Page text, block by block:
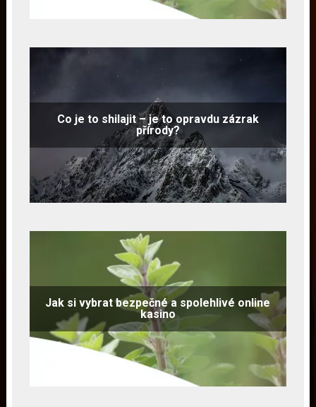
Co je to shilajit – je to opravdu zázrak
přírody?
Jak si vybrat bezpečné a spolehlivé online
kasino